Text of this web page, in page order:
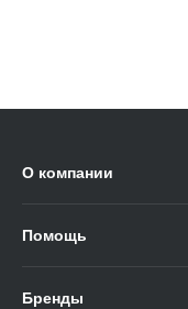
О компании
Помощь
Бренды